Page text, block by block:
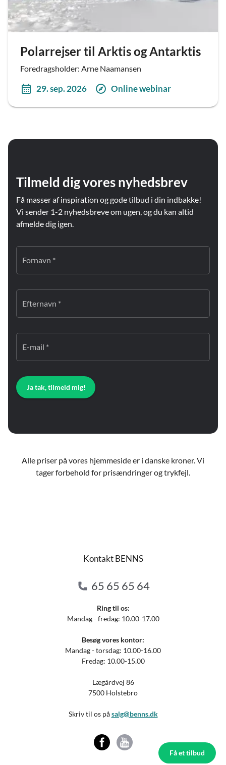
Få et tilbud
Polarrejser til Arktis og Antarktis
Foredragsholder: Arne Naamansen
29. sep. 2026 Online webinar
Tilmeld dig vores nyhedsbrev
Få masser af inspiration og gode tilbud i din indbakke!
Vi sender 1-2 nyhedsbreve om ugen, og du kan altid
afmelde dig igen.
Fornavn *
Efternavn *
E-mail *
Ja tak, tilmeld mig!
Alle priser på vores hjemmeside er i danske kroner. Vi
tager forbehold for prisændringer og trykfejl.
Kontakt BENNS
65 65 65 64
Ring til os:
Mandag - fredag: 10.00-17.00
Besøg vores kontor:
Mandag - torsdag: 10.00-16.00
Fredag: 10.00-15.00
Lægårdvej 86
7500 Holstebro
Skriv til os påsalg@benns.dk